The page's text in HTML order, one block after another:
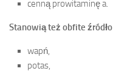
cenną prowitaminę a.
Stanowią też obfite
wapń,
potas,